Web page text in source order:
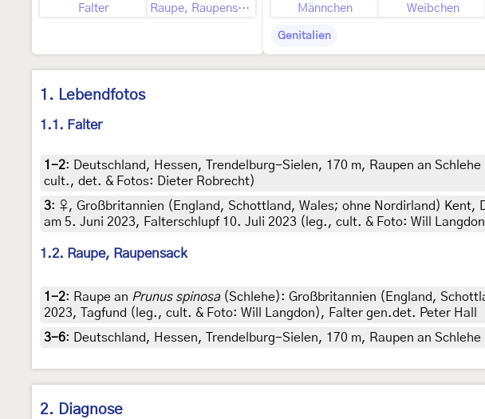
Falter Raupe, Raupensack Männchen Weibchen
Genitalien
1. Lebendfotos
1.1. Falter
1-2: Deutschland, Hessen, Trendelburg-Sielen, 170 m, Raupen an Schlehe
cult., det. & Fotos: Dieter Robrecht)
3: ♀, Großbritannien (England, Schottland, Wales; ohne Nordirland) Kent,
am 5. Juni 2023, Falterschlupf 10. Juli 2023 (leg., cult. & Foto: Will
1.2. Raupe, Raupensack
1-2: Raupe an Prunus spinosa(Schlehe): Großbritannien (England,
2023, Tagfund (leg., cult. & Foto: Will Langdon), Falter gen.det. Peter Hall
3-6: Deutschland, Hessen, Trendelburg-Sielen, 170 m, Raupen an Schlehe
2. Diagnose